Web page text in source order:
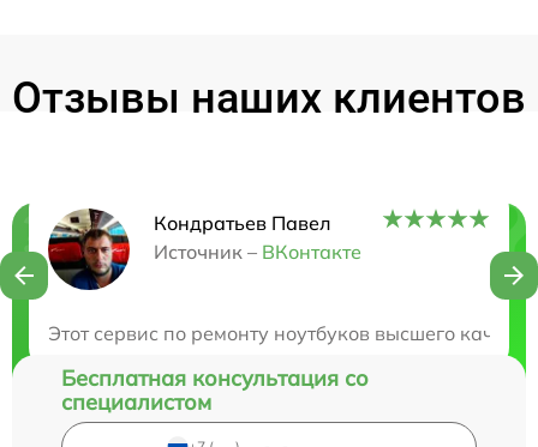
Отзывы наших клиентов
Кондратьев Павел
Источник – ВКонтакте
Этот сервис по ремонту ноутбуков высшего
Нужна консультация?
Бесплатная консультация со
специалистом